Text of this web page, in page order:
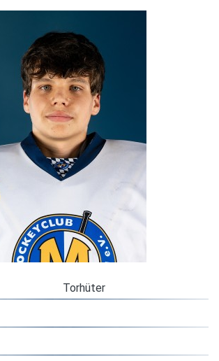
Torhüter